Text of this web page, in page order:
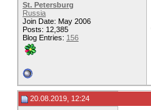
St. Petersburg
Russia
Join Date: May 2006
Posts: 12,385
Blog Entries: 156
20.08.2019, 12:24